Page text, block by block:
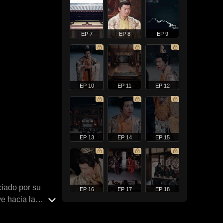
por su
hacia la
EP 7 EP 8 EP 9
EP 10 EP 11 EP 12
EP 13 EP 14 EP 15
EP 16 EP 17 EP 18